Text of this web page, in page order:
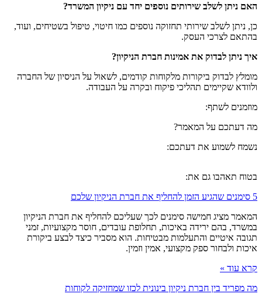
האם ניתן לשלב שירותים נוספים יחד עם ניקיון המשרד?
כן, ניתן לשלב שירותי תחזוקה נוספים כמו חיטוי, טיפול בשטיחים, ועוד,
בהתאם לצרכי העסק.
איך ניתן לבדוק את אמינות חברת הניקיון?
מומלץ לבדוק ביקורות מלקוחות קודמים, לשאול על הניסיון של החברה
ולוודא שקיימים תהליכי פיקוח ובקרה על העבודה.
מוזמנים לשתף:
מה דעתכם על המאמר?
נשמח לשמוע את דעתכם:
בטוח תאהבו גם את:
5 סימנים שהגיע הזמן להחליף את חברת הניקיון שלכם
המאמר מציג חמישה סימנים לכך שעליכם להחליף את חברת הניקיון
במשרד, בהם ירידה באיכות, תחלופת עובדים, חוסר מקצועיות, זמני
תגובה איטיים והתעלמות מבטיחות. הוא מסביר כיצד לבצע ביקורת
איכות ולבחור ספק מקצועי, אמין וזמין.
קרא עוד »
מה מפריד בין חברת ניקיון בינונית לכזו שמחזיקה לקוחות